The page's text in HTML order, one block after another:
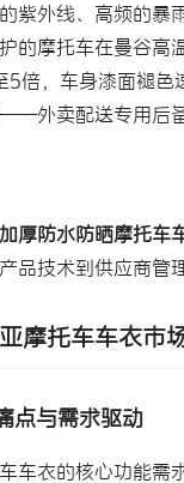
紫外线、高频的暴
的摩托车在曼谷高
5倍，车身漆面褪色
外卖配送专用后
加厚防水防晒摩托车
品技术到供应商管
摩托车车衣市
点与需求驱动
车衣的核心功能需